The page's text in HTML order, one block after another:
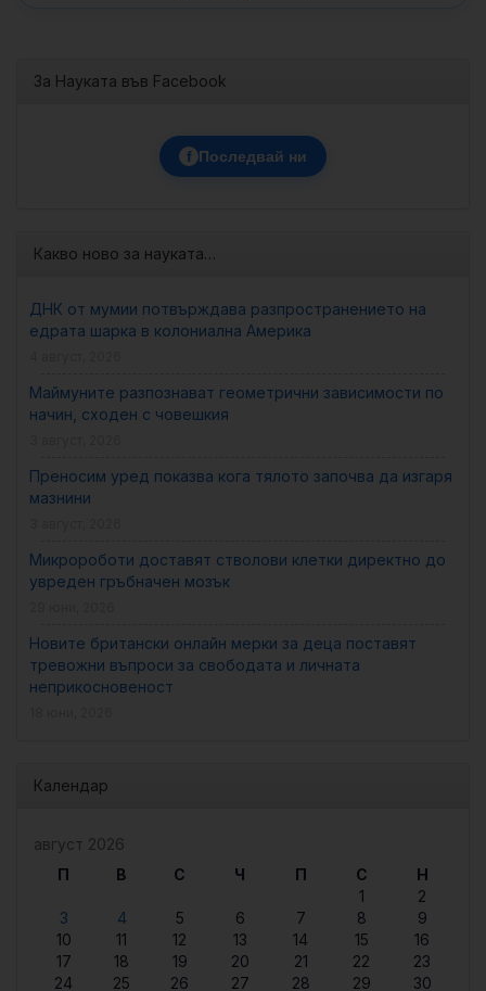
За Науката във Facebook
f Последвай ни
Какво ново за науката…
ДНК от мумии потвърждава разпространението на
едрата шарка в колониална Америка
Маймуните разпознават геометрични зависимости по
начин, сходен с човешкия
Преносим уред показва кога тялото започва да изгаря
мазнини
Микророботи доставят стволови клетки директно до
увреден гръбначен мозък
Новите британски онлайн мерки за деца поставят
тревожни въпроси за свободата и личната
неприкосновеност
Календар
август 2026
П
В С Ч П С
Н
1
2
3
4 5 6 7 8
9
10
11 12 13 14 15
16
17
18 19 20 21 22
23
24
25 26 27 28 29 30